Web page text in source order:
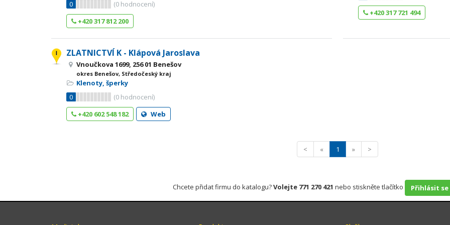
0
(0 hodnocení)
+420 317 812 200
+420 317 721 494
ZLATNICTVÍ K - Klápová Jaroslava
Vnoučkova 1699, 256 01 Benešov
okres Benešov, Středočeský kraj
Klenoty, šperky
0
(0 hodnocení)
+420 602 548 182
Web
< « 1 » >
Chcete přidat firmu do katalogu?Volejte 771 270 421 nebo stiskněte tlačítko Přihlásit